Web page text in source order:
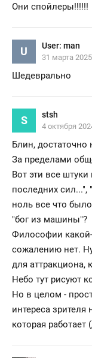
Они спойлеры!!!!!!
U User: man
31 марта
Шедеврально
S stsh
4 октября
Блин, достаточно
За пределами
Вот эти все
последних сил...",
ноль все что
"бог из машины"?
Философии
сожалению нет.
для аттракциона,
Небо тут рисуют
Но в целом -
интереса
которая работает